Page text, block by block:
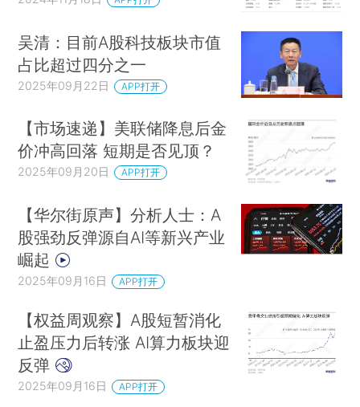
吴清：目前A股科技板块市值
占比超过四分之一
2025年09月22日 APP打开
【市场速递】美联储降息后金
价冲高回落 短期是否见顶？
2025年09月20日 APP打开
【华尔街原声】分析人士：A
股强劲反弹源自AI等新兴产业
崛起
2025年09月16日 APP打开
【权益周观察】A股短暂消化
止盈压力后转涨 AI算力板块迎
反弹
2025年09月16日 APP打开